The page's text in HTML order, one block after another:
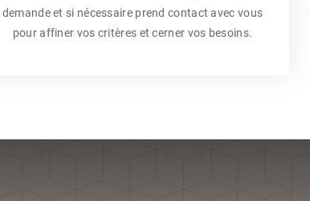
demande et si nécessaire prend contact avec vous
pour affiner vos critères et cerner vos besoins.